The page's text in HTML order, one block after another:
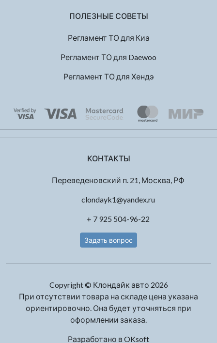
ПОЛЕЗНЫЕ СОВЕТЫ
Регламент ТО для Киа
Регламент ТО для Daewoo
Регламент ТО для Хендэ
КОНТАКТЫ
Переведеновский п. 21, Москва, РФ
clondayk1@yandex.ru
+ 7 925 504-96-22
Задать вопрос
Copyright © Клондайк авто 2026
При отсутствии товара на складе цена указана
ориентировочно. Она будет уточняться при
оформлении заказа.
Разработано в OKsoft